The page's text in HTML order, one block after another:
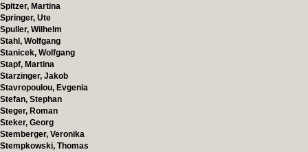
Spitzer, Martina
Springer, Ute
Spuller, Wilhelm
Stahl, Wolfgang
Stanicek, Wolfgang
Stapf, Martina
Starzinger, Jakob
Stavropoulou, Evgenia
Stefan, Stephan
Steger, Roman
Steker, Georg
Stemberger, Veronika
Stempkowski, Thomas